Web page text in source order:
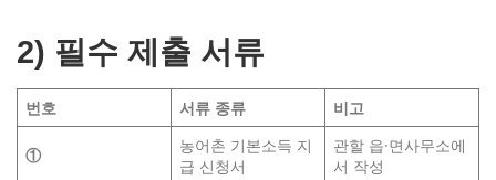
2) 필수 제출 서류
번호 서류 종류 비고
①
농어촌 기본소득 지
급 신청서
관할 읍·면사무소에
서 작성